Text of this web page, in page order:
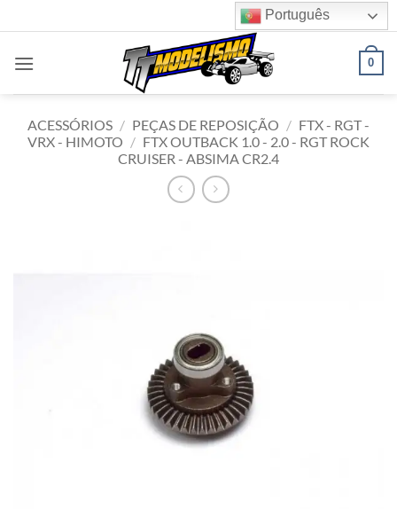
to
content
Português
0
ACESSÓRIOS / PEÇAS DE REPOSIÇÃO / FTX - RGT -
VRX - HIMOTO / FTX OUTBACK 1.0 - 2.0 - RGT ROCK
CRUISER - ABSIMA CR2.4